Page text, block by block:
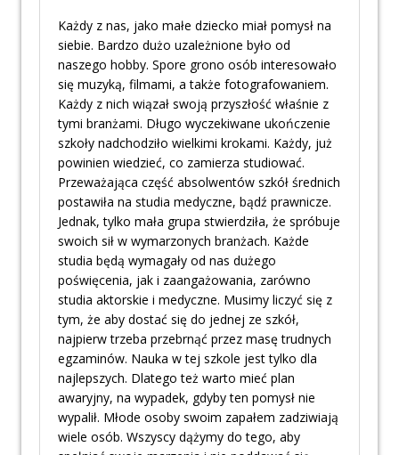
Każdy z nas, jako małe dziecko miał pomysł na
siebie. Bardzo dużo uzależnione było od
naszego hobby. Spore grono osób interesowało
się muzyką, filmami, a także fotografowaniem.
Każdy z nich wiązał swoją przyszłość właśnie z
tymi branżami. Długo wyczekiwane ukończenie
szkoły nadchodziło wielkimi krokami. Każdy, już
powinien wiedzieć, co zamierza studiować.
Przeważająca część absolwentów szkół średnich
postawiła na studia medyczne, bądź prawnicze.
Jednak, tylko mała grupa stwierdziła, że spróbuje
swoich sił w wymarzonych branżach. Każde
studia będą wymagały od nas dużego
poświęcenia, jak i zaangażowania, zarówno
studia aktorskie i medyczne. Musimy liczyć się z
tym, że aby dostać się do jednej ze szkół,
najpierw trzeba przebrnąć przez masę trudnych
egzaminów. Nauka w tej szkole jest tylko dla
najlepszych. Dlatego też warto mieć plan
awaryjny, na wypadek, gdyby ten pomysł nie
wypalił. Młode osoby swoim zapałem zadziwiają
wiele osób. Wszyscy dążymy do tego, aby